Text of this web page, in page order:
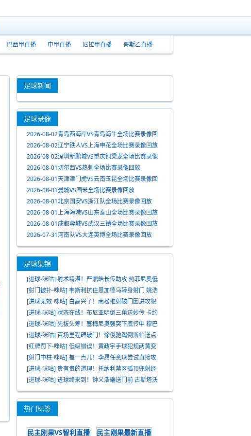
巴西甲直播 中甲直播 尼拉甲直播 哥斯乙直播
足球新闻
足球录像
2026-08-02青岛西海岸VS青岛海牛全场比赛录像回
放
2026-08-02辽宁铁人VS上海申花全场比赛录像回放
2026-08-02深圳新鹏城VS重庆铜梁龙全场比赛录像
回放
2026-08-01切尔西VS热刺全场比赛录像回放
2026-08-01天津津门虎VS云南玉昆全场比赛录像回
放
2026-08-01曼城VS国米全场比赛录像回放
2026-08-01北京国安VS浙江队全场比赛录像回放
2026-08-01上海海港VS山东泰山全场比赛录像回放
2026-08-01成都蓉城VS武汉三镇全场比赛录像回放
2026-07-31河南队VS大连英博全场比赛录像回放
足球集锦
[进球-咪咕] 射术精湛！严鼎皓长传助攻 热菲尼奥低
射死角破门
[射门被扑-咪咕] 韦斯利抗住恩加德乌转身射门 姚浩
洋及时化险
[进球无效-咪咕] 白高兴了！南松推射破门因进攻犯
规在先被吹
[进球-咪咕] 状态在线！布尼亚明倒三角送妙传 卡约
推射打破僵局
[进球-咪咕] 先拔头筹！塞梅尼奥强突下底传中 穆巴
马推空门得手
[进球-咪咕] 百场里程碑破门！徐俊驰踢倒斯帕送点
法比奥一蹴而就
[红牌罚下-咪咕] 低级错误！黄政宇手球犯规两黄变
一红被罚下
[射门中柱-咪咕] 差一点儿！李昂任意球尝试直接攻
门中柱弹出
[进球-咪咕] 贵有贵的道理！托纳利禁区弧顶兜射经
折射弹入球网
[进球-咪咕] 进球终来到！钟义浩端送门前 古斯塔沃
头球破门
热门标签
民主刚果VS智利直播 民主刚果最新直播